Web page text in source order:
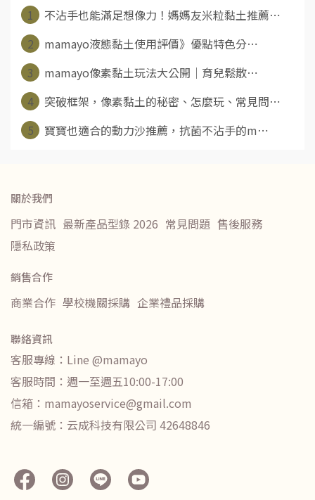
1
不沾手也能滿足想像力！媽媽友米粒黏土推薦⋯
2
mamayo液態黏土使用評價》優點特色分⋯
3
mamayo像素黏土玩法大公開｜育兒鬆散⋯
4
突破框架，像素黏土的秘密、怎麼玩、常見問⋯
5
寶寶也適合的動力沙推薦，抗菌不沾手的m⋯
關於我們
門市資訊 最新產品型錄 2026 常見問題 售後服務
隱私政策
銷售合作
商業合作 學校機關採購 企業禮品採購
聯絡資訊
客服專線：Line @mamayo
客服時間：週一至週五10:00-17:00
信箱：mamayoservice@gmail.com
統一編號：云成科技有限公司 42648846